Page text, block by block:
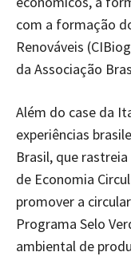
com a formação
Renováveis
da Associação
Além do case da
experiências
Brasil, que
de Economia
promover a
Programa Selo
ambiental de